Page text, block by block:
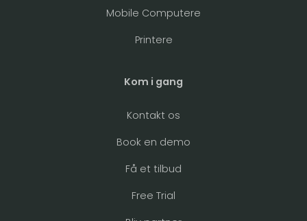
Mobile Computere
Printere
Kom i gang
Kontakt os
Book en demo
Få et tilbud
Free Trial